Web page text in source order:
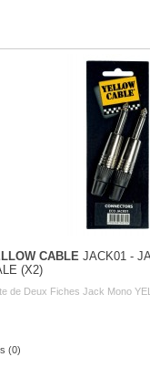
CABLEJACK01 -
(X2)
de Deux Fiches Jack Mono
(0)